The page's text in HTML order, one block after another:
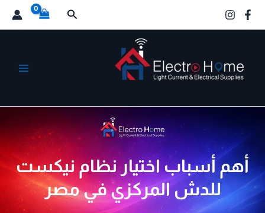
البحث
أهم أسباب اختيار نظام نيكست
للدش المركزي في مصر